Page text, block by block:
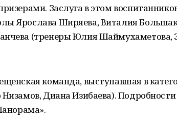
Заслуга в этом
Ярослава Ширяева, Виталия
(тренеры Юлия Шаймухаметова,
команда, выступавшая в
Диана Изибаева). Подробности